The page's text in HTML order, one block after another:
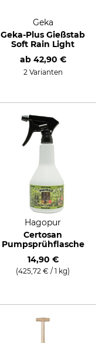
Geka
Geka-Plus Gießstab
Soft Rain Light
ab 42,90 €
2 Varianten
Hagopur
Certosan
Pumpsprühflasche
14,90 €
(425,72 € / 1 kg)